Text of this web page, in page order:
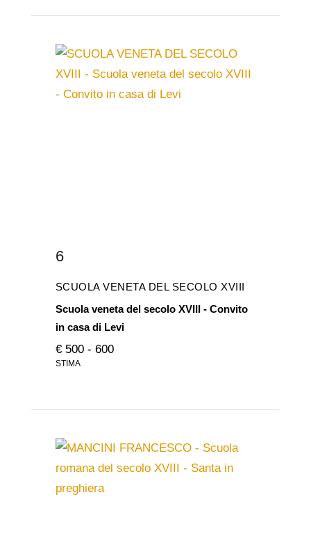
6
SCUOLA VENETA DEL SECOLO XVIII
Scuola veneta del secolo XVIII - Convito
in casa di Levi
€ 500 - 600
STIMA